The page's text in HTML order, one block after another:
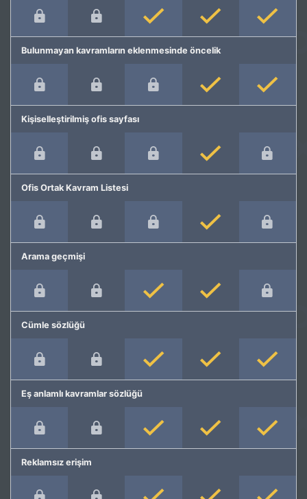
Bulunmayan kavramların eklenmesinde öncelik
Kişiselleştirilmiş ofis sayfası
Ofis Ortak Kavram Listesi
Arama geçmişi
Cümle sözlüğü
Eş anlamlı kavramlar sözlüğü
Reklamsız erişim